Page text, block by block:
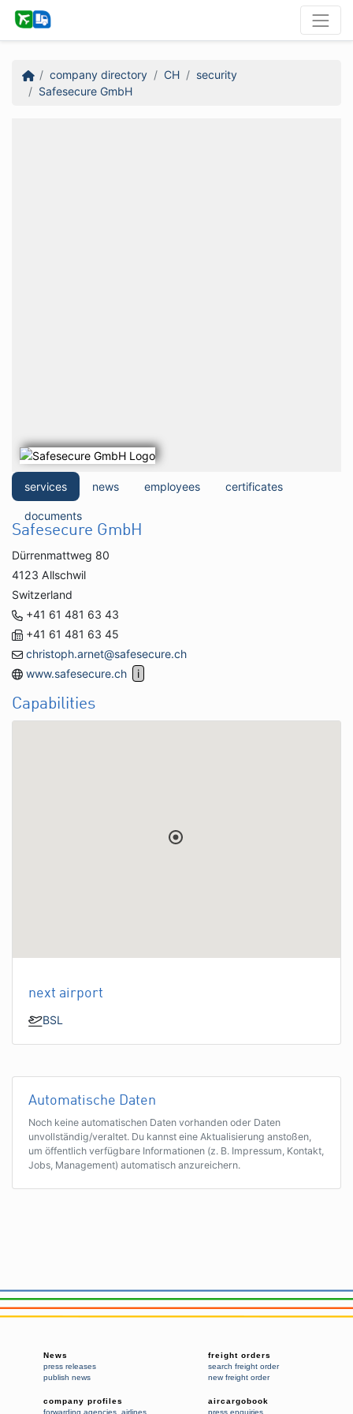
company directory CH
security
Safesecure GmbH
services news employees certificates
documents
Safesecure GmbH
Dürrenmattweg 80
4123 Allschwil
Switzerland
+41 61 481 63 43
+41 61 481 63 45
christoph.arnet@safesecure.ch
www.safesecure.ch
Capabilities
next airport
BSL
Automatische Daten
Noch keine automatischen Daten vorhanden oder Daten
unvollständig/veraltet. Du kannst eine Aktualisierung anstoßen,
um öffentlich verfügbare Informationen (z. B. Impressum, Kontakt,
Jobs, Management) automatisch anzureichern.
News
press releases
publish news
freight orders
search freight order
new freight order
company profiles
forwarding agencies airlines
aircargobook
press enquiries